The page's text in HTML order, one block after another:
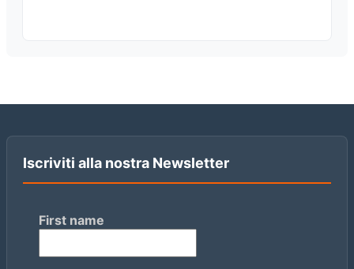
Iscriviti alla nostra Newsletter
First name